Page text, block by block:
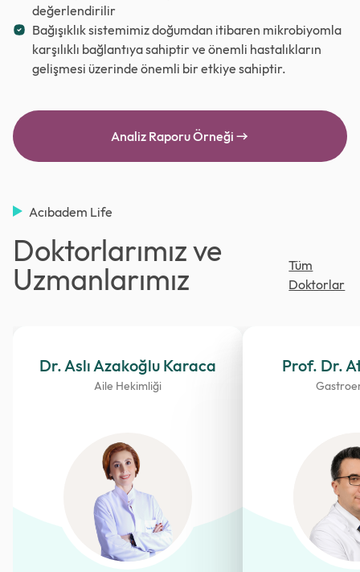
değerlendirilir
Bağışıklık sistemimiz doğumdan itibaren mikrobiyomla
karşılıklı bağlantıya sahiptir ve önemli hastalıkların
gelişmesi üzerinde önemli bir etkiye sahiptir.
Analiz Raporu Örneği
Acıbadem Life
Doktorlarımız ve
Uzmanlarımız
Tüm
Doktorlar
Dr. Aslı Azakoğlu Karaca
Aile Hekimliği
Prof. Dr.